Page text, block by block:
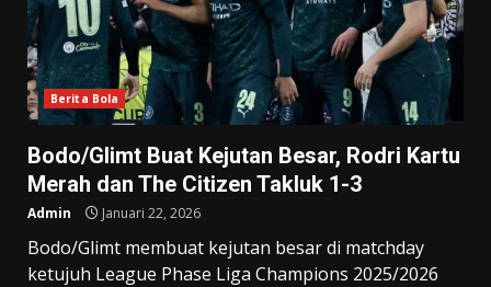
Berita Bola
Bodo/Glimt Buat Kejutan Besar, Rodri Kartu
Merah dan The Citizen Takluk 1-3
Admin Januari 22, 2026
Bodo/Glimt membuat kejutan besar di matchday
ketujuh League Phase Liga Champions 2025/2026